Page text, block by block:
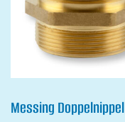
Messing Doppelnippel